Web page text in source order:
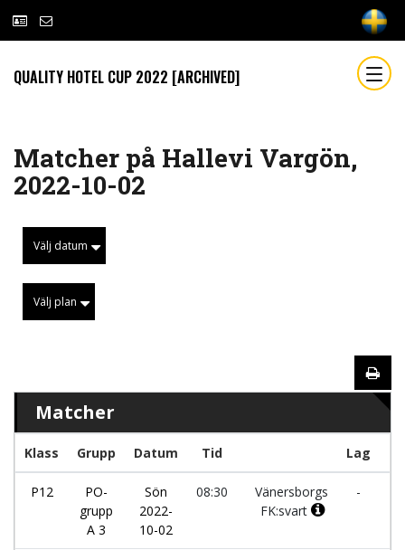
QUALITY HOTEL CUP 2022 [ARCHIVED]
Matcher på Hallevi Vargön,
2022-10-02
Välj datum
Välj plan
Matcher
Klass Grupp Datum Tid Lag
P12
PO-
grupp
A 3
Sön
2022-
10-02
08:30
Vänersborgs
FK:svart
-